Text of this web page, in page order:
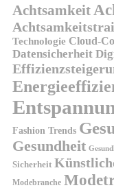
Achtsamkeit
Technologie Cloud-
Datensicherheit
Fashion Trends
Gesundheit
Sicherheit
Modebranche